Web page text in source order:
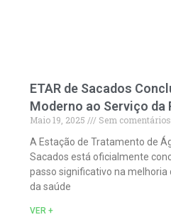
ETAR de Sacados
Moderno ao Serviço da
Maio 19, 2025
Sem comentários
A Estação de Tratamento de
Sacados está oficialmente
passo significativo na
da saúde
VER +